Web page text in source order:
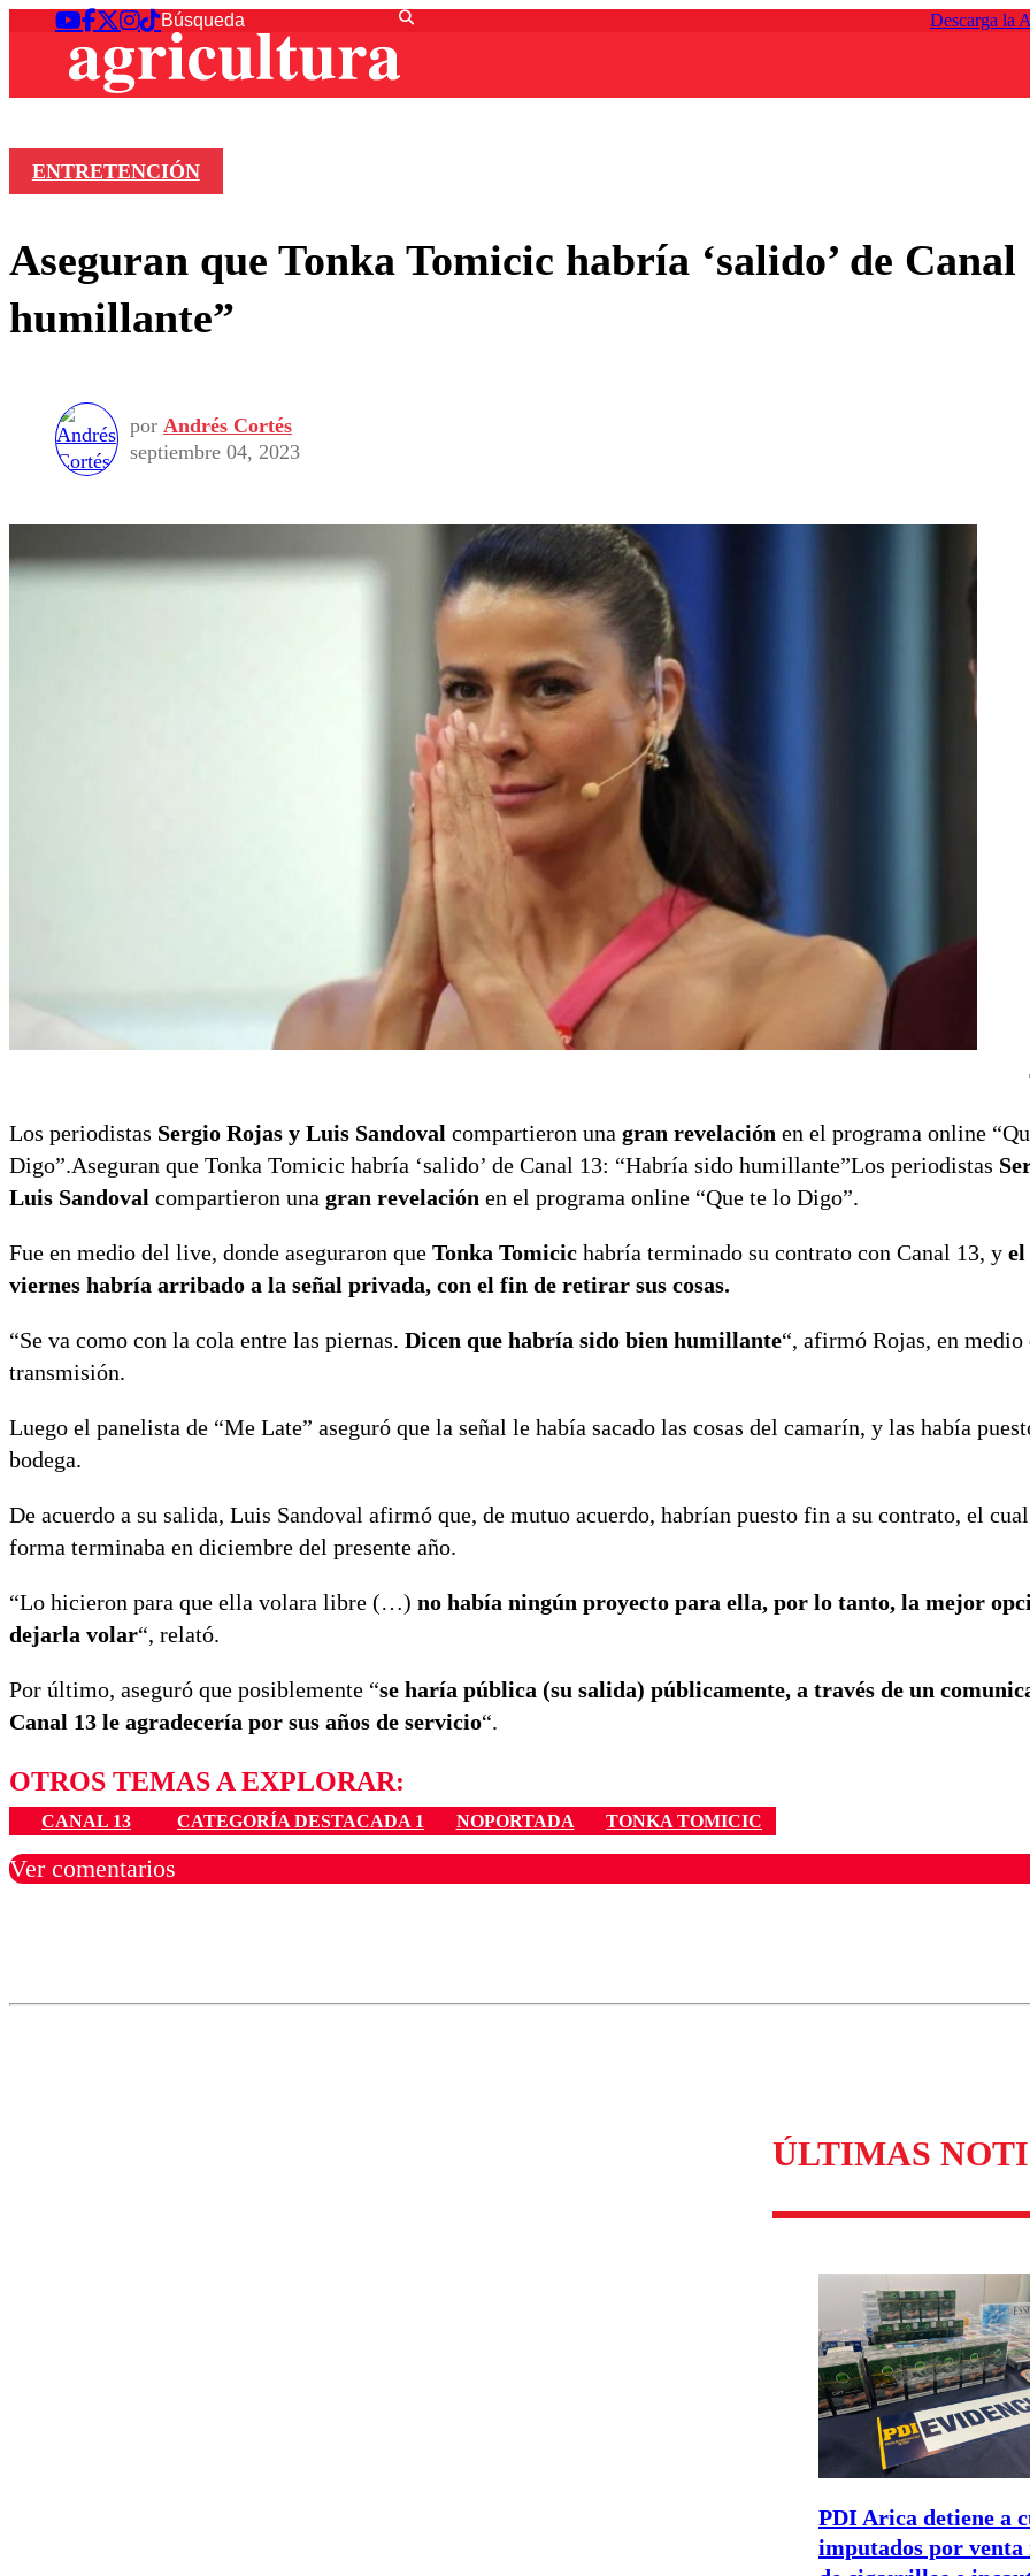
Descarga la
ENTRETENCIÓN
Aseguran que Tonka Tomicic habría ‘salido’ de
humillante”
por Andrés Cortés
septiembre 04, 2023
Los periodistas Sergio Rojas y Luis Sandoval compartieron una gran revelación en el programa online
Digo”.Aseguran que Tonka Tomicic habría ‘salido’ de Canal 13: “Habría sido humillante”Los periodistas
Luis Sandoval compartieron una gran revelación en el programa online “Que te lo Digo”.
Fue en medio del live, donde aseguraron que Tonka Tomicic habría terminado su contrato con Canal 13, y el
viernes habría arribado a la señal privada, con el fin de retirar sus cosas.
“Se va como con la cola entre las piernas. Dicen que habría sido bien humillante“, afirmó Rojas, en medio
transmisión.
Luego el panelista de “Me Late” aseguró que la señal le había sacado las cosas del camarín, y las había
bodega.
De acuerdo a su salida, Luis Sandoval afirmó que, de mutuo acuerdo, habrían puesto fin a su contrato, el
forma terminaba en diciembre del presente año.
“Lo hicieron para que ella volara libre (…) no había ningún proyecto para ella, por lo tanto, la mejor
dejarla volar“, relató.
Por último, aseguró que posiblemente “se haría pública (su salida) públicamente, a través de un
Canal 13 le agradecería por sus años de servicio“.
OTROS TEMAS A EXPLORAR:
CANAL 13 CATEGORÍA DESTACADA 1 NOPORTADA TONKA TOMICIC
Ver comentarios
ÚLTIMAS
PDI Arica detiene a
imputados por venta